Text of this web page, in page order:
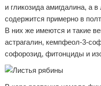
и гликозида амигдалина, а
содержится примерно в
В них же имеются и такие
астрагалин, кемпфеол-3-
софорозид, фитонциды и